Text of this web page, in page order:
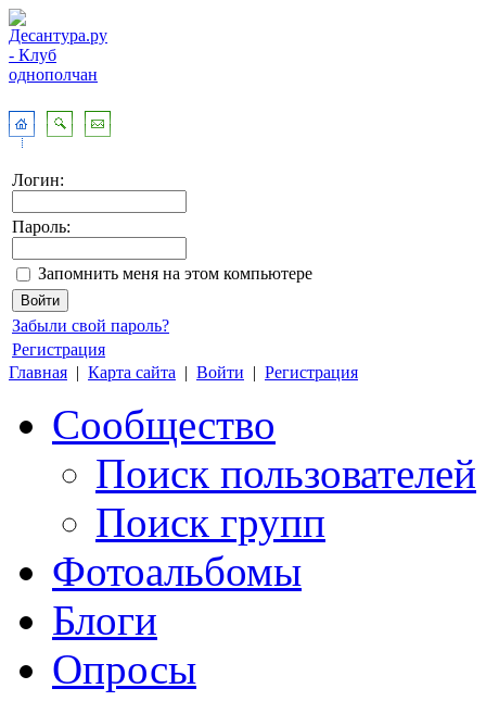
Логин:
Пароль:
Запомнить меня на этом компьютере
Забыли свой пароль?
Регистрация
Главная | Карта сайта | Войти | Регистрация
Сообщество
Поиск пользователей
Поиск групп
Фотоальбомы
Блоги
Опросы